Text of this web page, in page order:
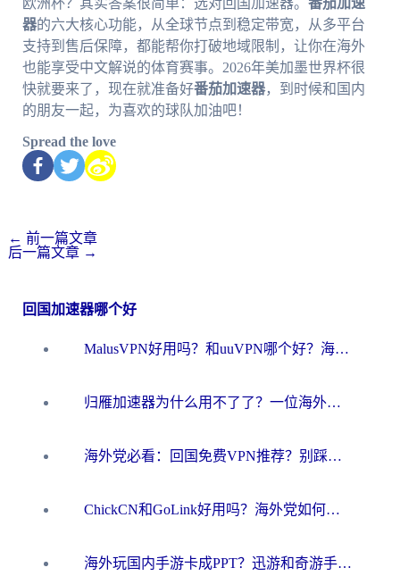
器的六大核心功能，从全球节点到稳定带宽，从多平台
支持到售后保障，都能帮你打破地域限制，让你在海外
也能享受中文解说的体育赛事。2026年美加墨世界杯很
快就要来了，现在就准备好番茄加速器，到时候和国内
的朋友一起，为喜欢的球队加油吧！
Spread the love
← 前一篇文章
后一篇文章 →
回国加速器哪个好
MalusVPN好用吗？和uuVPN哪个好？海外党无缝访问国内资源的真实对比与选择指南
归雁加速器为什么用不了了？一位海外游子的真实困惑与技术解答
海外党必看：回国免费VPN推荐？别踩坑！教你选对加速器无缝刷国内资源
ChickCN和GoLink好用吗？海外党如何选对回国加速器
海外玩国内手游卡成PPT？迅游和奇游手游哪个好？一篇讲透回国加速器怎么选